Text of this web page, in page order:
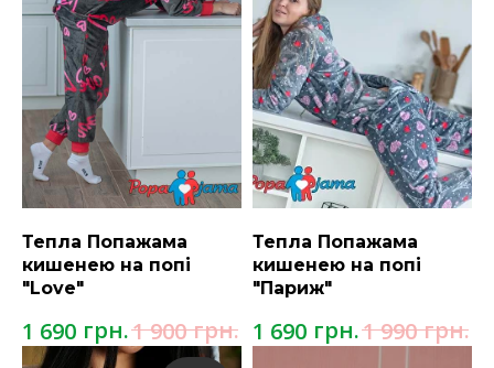
Тепла Попажама
кишенею на попі
"Love"
1 690 грн.1 900 грн.
Тепла Попажама
кишенею на попі
"Париж"
1 690 грн.1 990 грн.